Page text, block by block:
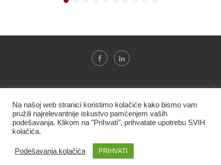
BIF PRESS doo" i ne smeju se presnositi niti koristiti, delimično
ni u celosti, bez izričite dozvole kompanije.
Na našoj web stranici koristimo kolačiće kako bismo vam
pružili najrelevantnije iskustvo pamćenjem vaših
podešavanja. Klikom na "Prihvati", prihvatate upotrebu SVIH
kolačića.
Podešavanja kolačića PRIHVATI